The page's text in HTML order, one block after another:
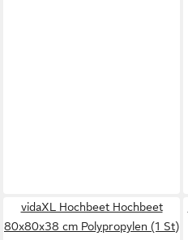
vidaXL Hochbeet Hochbeet
80x80x38 cm Polypropylen (1 St)